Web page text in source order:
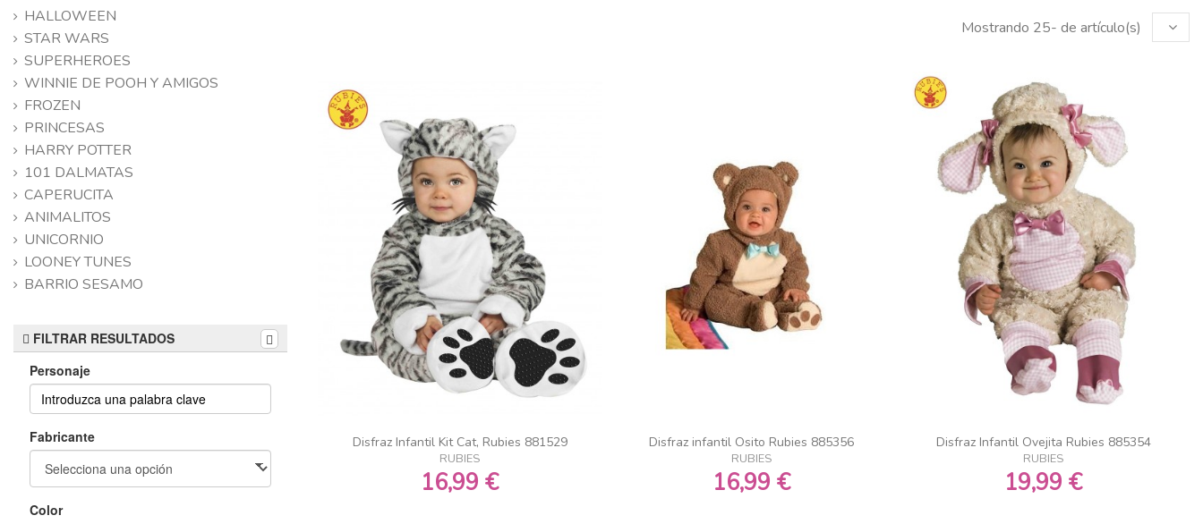
Mostrando 25- de artículo(s)
Disfraz Infantil Kit Cat, Rubies 881529
RUBIES
16,99 €
Disfraz infantil Osito Rubies 885356
RUBIES
16,99 €
Disfraz Infantil Ovejita Rubies 885354
RUBIES
19,99 €
HALLOWEEN
STAR WARS
SUPERHEROES
WINNIE DE POOH Y AMIGOS
FROZEN
PRINCESAS
HARRY POTTER
101 DALMATAS
CAPERUCITA
ANIMALITOS
UNICORNIO
LOONEY TUNES
BARRIO SESAMO
FILTRAR RESULTADOS
Personaje
Fabricante
Color